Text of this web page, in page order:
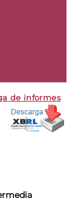
de informes